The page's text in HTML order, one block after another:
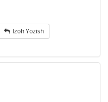
Izoh Yozish